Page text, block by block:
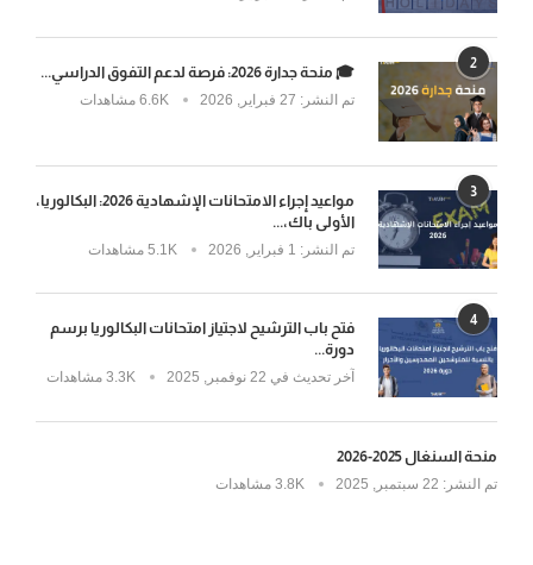
2 🎓 منحة جدارة 2026: فرصة لدعم التفوق الدراسي...
تم النشر: 6.6K مشاهدات
3
مواعيد إجراء الامتحانات الإشهادية 2026: البكالوريا،
الأولى باك،...
تم النشر: 5.1K مشاهدات
4
فتح باب الترشيح لاجتياز امتحانات البكالوريا برسم
دورة...
آخر تحديث في 3.3K مشاهدات
منحة السنغال 2025-2026
تم النشر: 3.8K مشاهدات